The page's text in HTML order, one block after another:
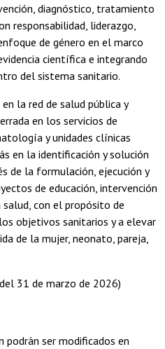
diagnóstico, tratamiento
responsabilidad, liderazgo,
de género en el marco
científica e integrando
del sistema sanitario.
la red de salud pública y
en los servicios de
y unidades clínicas
en la identificación y solución
de la formulación, ejecución y
de educación, intervención
con el propósito de
objetivos sanitarios y a elevar
de la mujer, neonato, pareja,
31 de marzo de 2026)
ser modificados en